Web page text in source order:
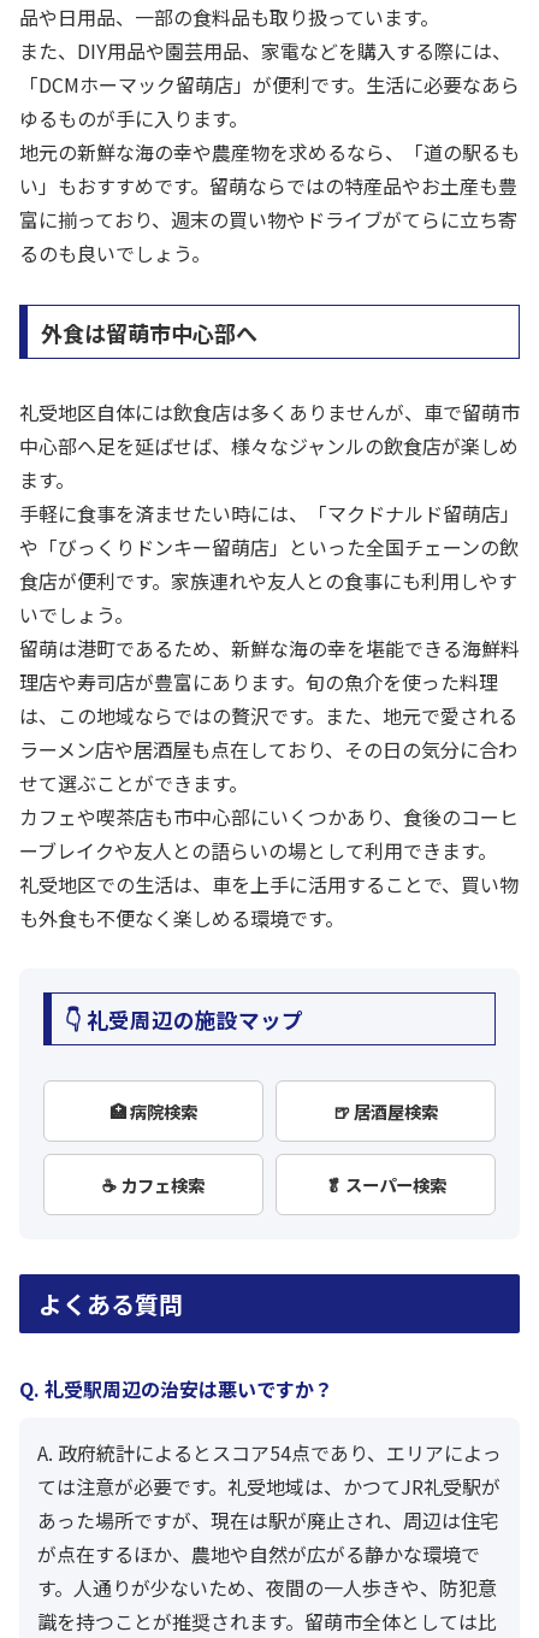
品や日用品、一部の食料品も取り扱っています。
また、DIY用品や園芸用品、家電などを購入する際には、
「DCMホーマック留萌店」が便利です。生活に必要なあら
ゆるものが手に入ります。
地元の新鮮な海の幸や農産物を求めるなら、「道の駅るも
い」もおすすめです。留萌ならではの特産品やお土産も豊
富に揃っており、週末の買い物やドライブがてらに立ち寄
るのも良いでしょう。
外食は留萌市中心部へ
礼受地区自体には飲食店は多くありませんが、車で留萌市
中心部へ足を延ばせば、様々なジャンルの飲食店が楽しめ
ます。
手軽に食事を済ませたい時には、「マクドナルド留萌店」
や「びっくりドンキー留萌店」といった全国チェーンの飲
食店が便利です。家族連れや友人との食事にも利用しやす
いでしょう。
留萌は港町であるため、新鮮な海の幸を堪能できる海鮮料
理店や寿司店が豊富にあります。旬の魚介を使った料理
は、この地域ならではの贅沢です。また、地元で愛される
ラーメン店や居酒屋も点在しており、その日の気分に合わ
せて選ぶことができます。
カフェや喫茶店も市中心部にいくつかあり、食後のコーヒ
ーブレイクや友人との語らいの場として利用できます。
礼受地区での生活は、車を上手に活用することで、買い物
も外食も不便なく楽しめる環境です。
👇 礼受周辺の施設マップ
🏥 病院検索 🍺 居酒屋検索
☕ カフェ検索 🥬 スーパー検索
よくある質問
Q. 礼受駅周辺の治安は悪いですか？
A. 政府統計によるとスコア54点であり、エリアによっ
ては注意が必要です。礼受地域は、かつてJR礼受駅が
あった場所ですが、現在は駅が廃止され、周辺は住宅
が点在するほか、農地や自然が広がる静かな環境で
す。人通りが少ないため、夜間の一人歩きや、防犯意
識を持つことが推奨されます。留萌市全体としては比